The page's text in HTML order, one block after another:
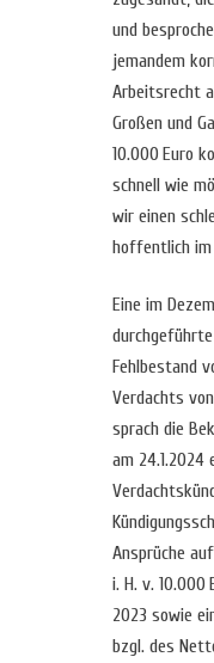
und
jemandem
Arbeitsrecht
Großen und
10.000 Euro
schnell wie
wir einen
hoffentlich im
Eine im
Fehlbestand
Verdachts
sprach die
am 24.1.2024
Ansprüche
i. H. v. 10.000
2023 sowie
bzgl. des